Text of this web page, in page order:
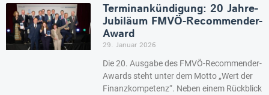
Terminankündigung: 20 Jahre-
Jubiläum FMVÖ-Recommender-
Award
29. Januar 2026
Die 20. Ausgabe des FMVÖ-Recommender-
Awards steht unter dem Motto „Wert der
Finanzkompetenz“. Neben einem Rückblick